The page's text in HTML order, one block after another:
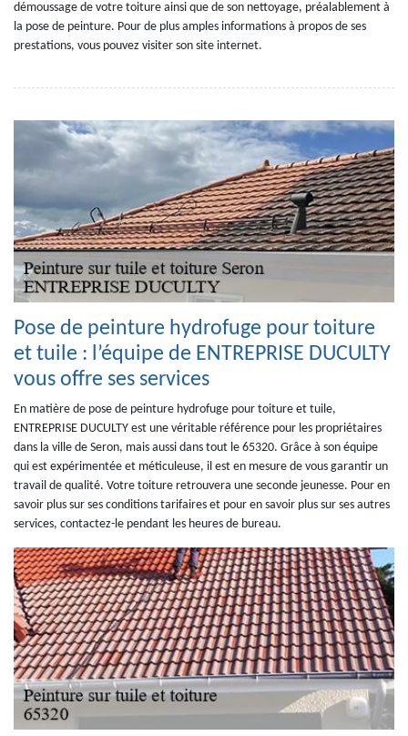
démoussage de votre toiture ainsi que de son nettoyage, préalablement à
la pose de peinture. Pour de plus amples informations à propos de ses
prestations, vous pouvez visiter son site internet.
Pose de peinture hydrofuge pour toiture
et tuile : l’équipe de ENTREPRISE DUCULTY
vous offre ses services
En matière de pose de peinture hydrofuge pour toiture et tuile,
ENTREPRISE DUCULTY est une véritable référence pour les propriétaires
dans la ville de Seron, mais aussi dans tout le 65320. Grâce à son équipe
qui est expérimentée et méticuleuse, il est en mesure de vous garantir un
travail de qualité. Votre toiture retrouvera une seconde jeunesse. Pour en
savoir plus sur ses conditions tarifaires et pour en savoir plus sur ses autres
services, contactez-le pendant les heures de bureau.